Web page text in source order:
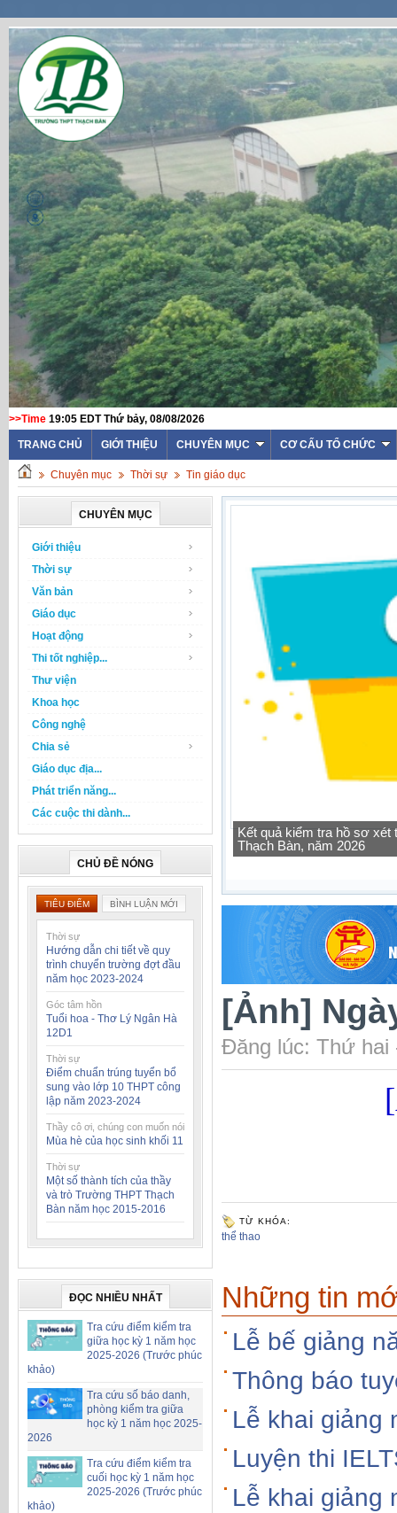
>>Time 19:05 EDT Thứ bảy, 08/08/2026
TRANG CHỦ GIỚI THIỆU CHUYÊN MỤC CƠ CẤU TỔ CHỨC
Chuyên mục Thời sự Tin giáo dục
CHUYÊN MỤC
Giới thiệu
Thời sự
Văn bản
Giáo dục
Hoạt động
Thi tốt nghiệp...
Thư viện
Khoa học
Công nghệ
Chia sẻ
Giáo dục địa...
Phát triển năng...
Các cuộc thi dành...
CHỦ ĐỀ NÓNG
TIÊU ĐIỂM BÌNH LUẬN MỚI
Thời sự
Hướng dẫn chi tiết về quy
trình chuyển trường đợt đầu
năm học 2023-2024
Góc tâm hồn
Tuổi hoa - Thơ Lý Ngân Hà
12D1
Thời sự
Điểm chuẩn trúng tuyển bổ
sung vào lớp 10 THPT công
lập năm 2023-2024
Thầy cô ơi, chúng con muốn nói
Mùa hè của học sinh khối 11
Thời sự
Một số thành tích của thầy
và trò Trường THPT Thạch
Bàn năm học 2015-2016
ĐỌC NHIỀU NHẤT
Tra cứu điểm kiểm tra
giữa học kỳ 1 năm học
2025-2026 (Trước phúc
khảo)
Tra cứu số báo danh,
phòng kiểm tra giữa
học kỳ 1 năm học 2025-
2026
Tra cứu điểm kiểm tra
cuối học kỳ 1 năm học
2025-2026 (Trước phúc
khảo)
Kết quả kiểm tra hồ sơ
Thạch Bàn, năm 2026
Tra cứu thông tin lớp học
[Ảnh]
Đăng lúc: Thứ hai
TỪ KHÓA:
thể thao
Những tin
Lễ bế giảng
Thông báo
Lễ khai giảng
Luyện thi
Lễ khai giảng